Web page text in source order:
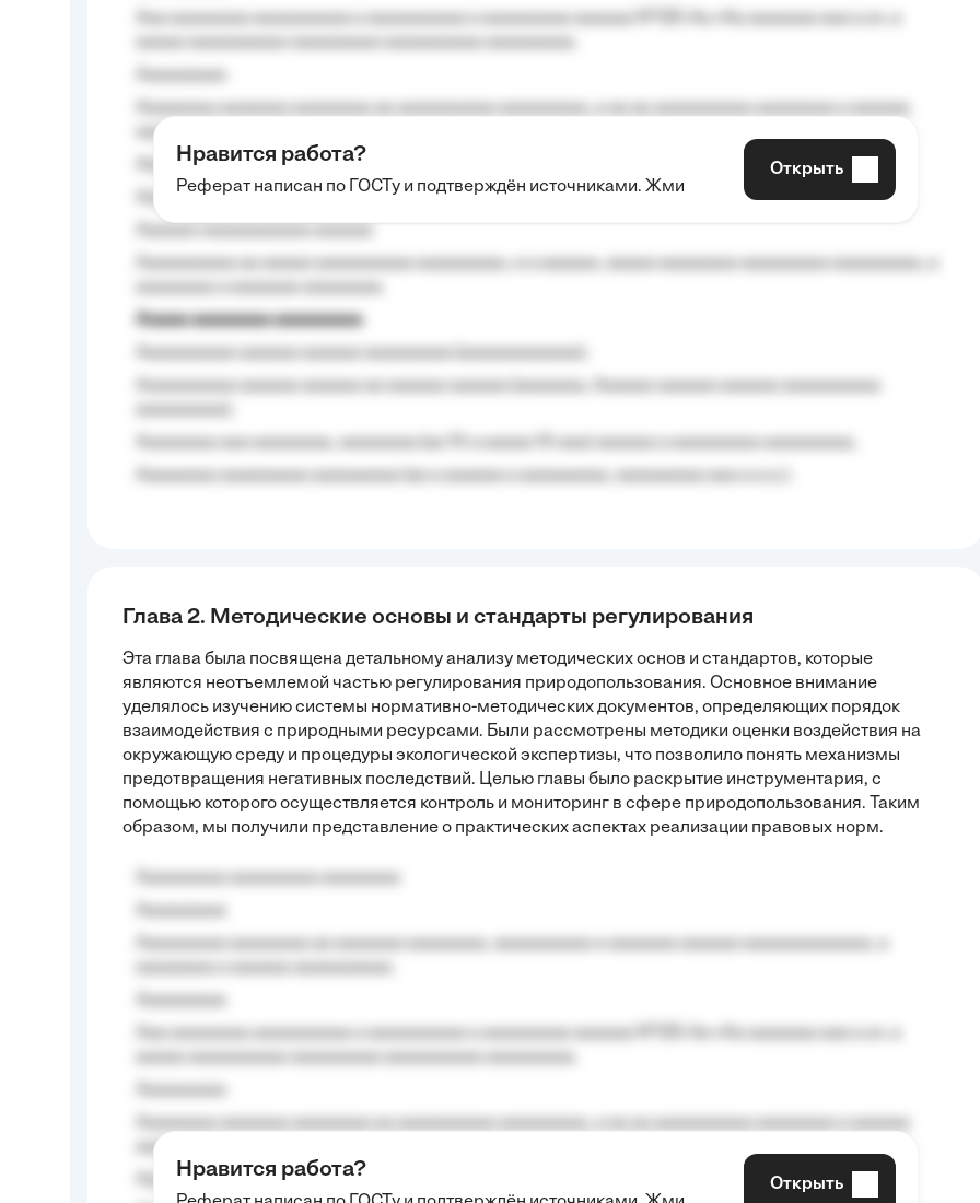
aaaa aaaa.
Aaaaaaaaa
Aaaaaaaaaa aa aaa aaaaaaaaa, a aaa aaaaaaaaaa aaa, a aaaaaaaaaa, aaaaaa aaaaaa a aaaaaa.
Aaaaa aaaaaaaa aaaaaaaaa
Нравится работа?
Реферат написан по ГОСТу и подтверждён источниками. Жми
Открыть
Глава 2. Методические основы и стандарты регулирования
Эта глава была посвящена детальному анализу методических основ и стандартов, которые
являются неотъемлемой частью регулирования природопользования. Основное внимание
уделялось изучению системы нормативно-методических документов, определяющих порядок
взаимодействия с природными ресурсами. Были рассмотрены методики оценки воздействия на
окружающую среду и процедуры экологической экспертизы, что позволило понять механизмы
предотвращения негативных последствий. Целью главы было раскрытие инструментария, с
помощью которого осуществляется контроль и мониторинг в сфере природопользования. Таким
образом, мы получили представление о практических аспектах реализации правовых норм.
aaaa aaaa.
Aaaaaaaaa
Нравится работа?
Открыть